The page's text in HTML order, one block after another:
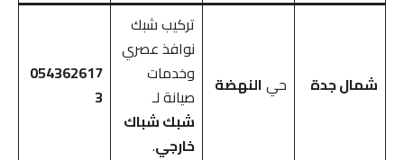
شمال جدة حيالنهضة
تركيب شبك
نوافذ عصري
وخدمات
صيانة لـ
شبك شباك
خارجي.
054362617
3